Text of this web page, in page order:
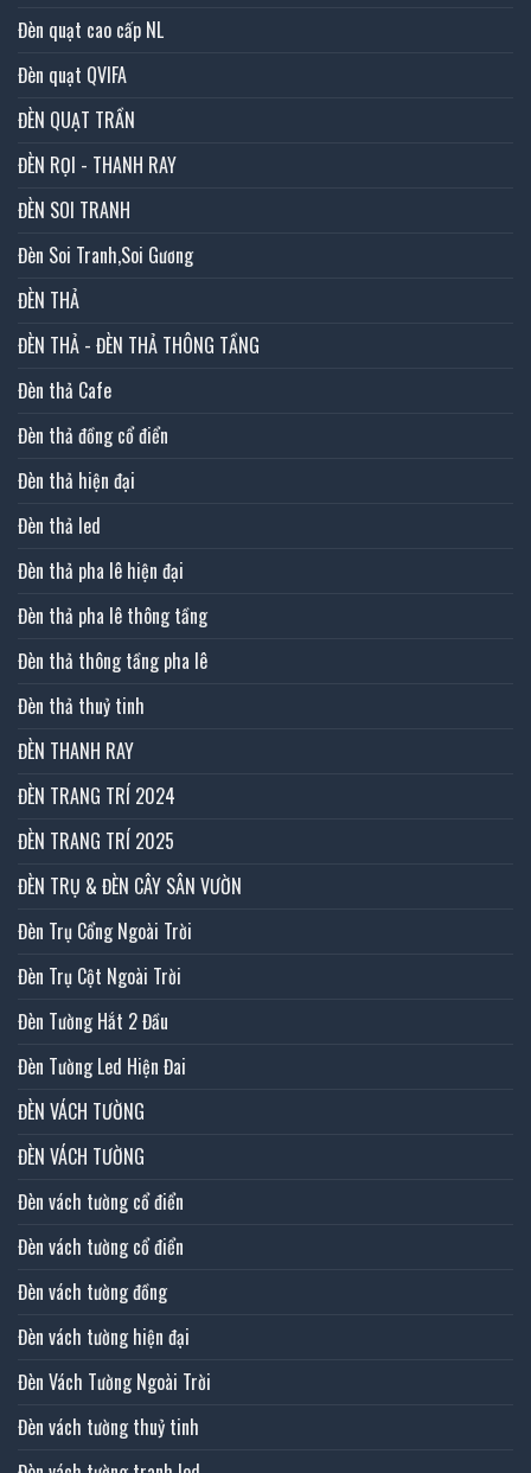
Đèn quạt cao cấp NL
Đèn quạt QVIFA
ĐÈN QUẠT TRẦN
ĐÈN RỌI - THANH RAY
ĐÈN SOI TRANH
Đèn Soi Tranh,Soi Gương
ĐÈN THẢ
ĐÈN THẢ - ĐÈN THẢ THÔNG TẦNG
Đèn thả Cafe
Đèn thả đồng cổ điển
Đèn thả hiện đại
Đèn thả led
Đèn thả pha lê hiện đại
Đèn thả pha lê thông tầng
Đèn thả thông tầng pha lê
Đèn thả thuỷ tinh
ĐÈN THANH RAY
ĐÈN TRANG TRÍ 2024
ĐÈN TRANG TRÍ 2025
ĐÈN TRỤ & ĐÈN CÂY SÂN VƯỜN
Đèn Trụ Cổng Ngoài Trời
Đèn Trụ Cột Ngoài Trời
Đèn Tường Hắt 2 Đầu
Đèn Tường Led Hiện Đai
ĐÈN VÁCH TƯỜNG
ĐÈN VÁCH TƯỜNG
Đèn vách tường cổ điển
Đèn vách tường cổ điển
Đèn vách tường đồng
Đèn vách tường hiện đại
Đèn Vách Tường Ngoài Trời
Đèn vách tường thuỷ tinh